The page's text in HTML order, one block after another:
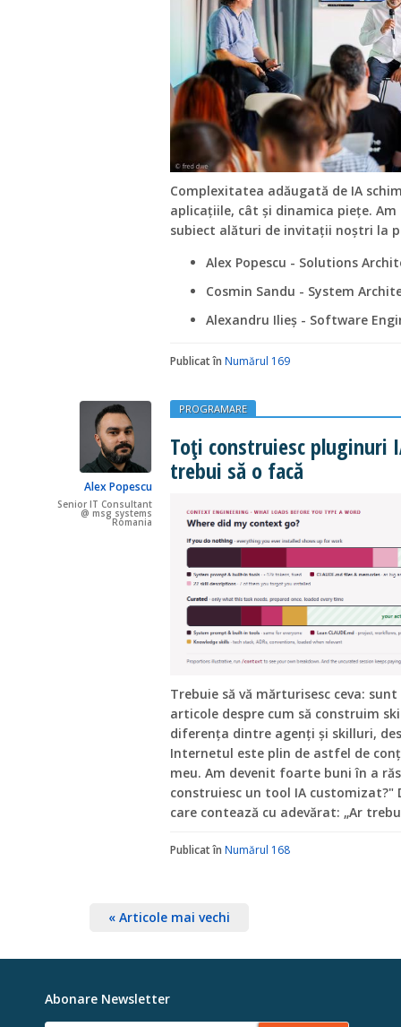
Complexitatea adăugată de IA
aplicațiile, cât și dinamica piețe.
subiect alături de invitații noștri la
Alex Popescu - Solutions
Cosmin Sandu - System
Alexandru Ilieș - Software
Publicat în Numărul 169
Alex Popescu
Senior IT Consultant
@ msg systems
Romania
PROGRAMARE
Toți construiesc pluginuri
trebui să o facă
Trebuie să vă mărturisesc ceva:
articole despre cum să construim
diferența dintre agenți și skilluri,
Internetul este plin de astfel de
meu. Am devenit foarte buni în a
construiesc un tool IA customizat?"
care contează cu adevărat: „Ar
Publicat în Numărul 168
« Articole mai vechi
Abonare Newsletter